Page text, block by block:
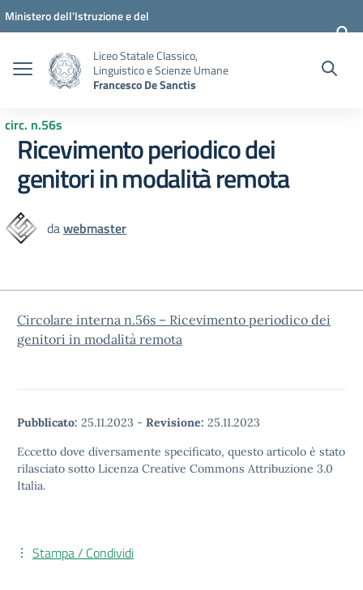
Vai ai contenuti
Vai al menu di navigazione
Vai al footer
Ministero dell'Istruzione e del
Liceo Statale Classico,
Linguistico e Scienze Umane
Francesco De Sanctis
circ. n.56s
Ricevimento periodico dei
genitori in modalità remota
dawebmaster
Circolare interna n.56s – Ricevimento periodico dei
genitori in modalità remota
Pubblicato: 25.11.2023 - Revisione: 25.11.2023
Eccetto dove diversamente specificato, questo articolo è stato
rilasciato sotto Licenza Creative Commons Attribuzione 3.0
Italia.
Stampa / Condividi